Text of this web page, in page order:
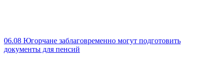
06.08 Югорчане заблаговременно могут подготовить
документы для пенсий